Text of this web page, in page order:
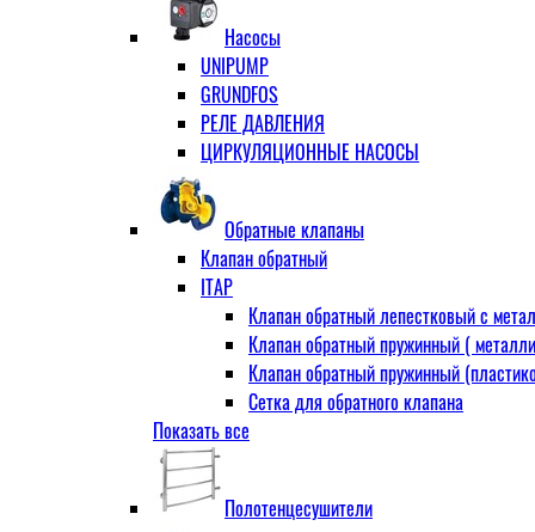
Ниппель прямой
Ниппель-переходник
Переходник ВН
Переходник НВ (футорка)
Сгон
Угловой
Тройник
Тройник переходной
Тройник равный
Угольник
ВВ
ВН
Удлинитель потока для радиатора
Насосы
UNIPUMP
GRUNDFOS
РЕЛЕ ДАВЛЕНИЯ
ЦИРКУЛЯЦИОННЫЕ НАСОСЫ
Обратные клапаны
Клапан обратный
ITAP
Клапан обратный лепестковый с
Клапан обратный пружинный (
Клапан обратный пружинный
Сетка для обратного клапана
VALTEC
АДЛ
RD30 Корпус/диск - чугун РN16 (Тмакс
Показать все
Полотенцесушители